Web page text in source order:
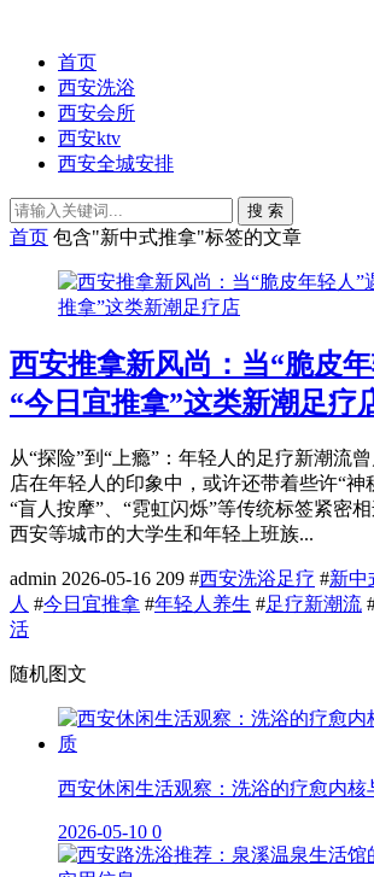
首页
西安洗浴
西安会所
西安ktv
西安全城安排
搜 索
首页 包含"新中式推拿"标签的文章
西安推拿新风尚：当“脆皮
“今日宜推拿”这类新潮足疗
从“探险”到“上瘾”：年轻人的足疗新潮流
店在年轻人的印象中，或许还带着些许“神
“盲人按摩”、“霓虹闪烁”等传统标签紧密
西安等城市的大学生和年轻上班族...
admin 2026-05-16 209 #西安洗浴足疗 #新中
人 #今日宜推拿 #年轻人养生 #足疗新潮流
活
随机图文
西安休闲生活观察：洗浴的疗愈内
2026-05-10 0